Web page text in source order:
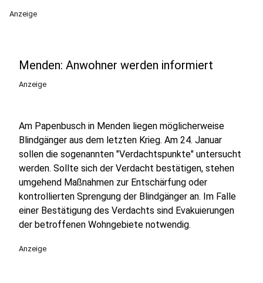
Anzeige
Menden: Anwohner werden informiert
Anzeige
Am Papenbusch in Menden liegen möglicherweise
Blindgänger aus dem letzten Krieg. Am 24. Januar
sollen die sogenannten "Verdachtspunkte" untersucht
werden. Sollte sich der Verdacht bestätigen, stehen
umgehend Maßnahmen zur Entschärfung oder
kontrollierten Sprengung der Blindgänger an. Im Falle
einer Bestätigung des Verdachts sind Evakuierungen
der betroffenen Wohngebiete notwendig.
Anzeige